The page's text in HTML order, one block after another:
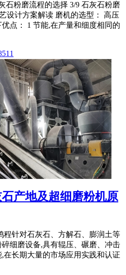
石粉磨流程的选择 3/9 石灰石粉磨
设计方案解读 磨机的选型： 高压
点： 1 节能,在产量和细度相同的
产地及超细磨粉机原
程针对石灰石、方解石、膨润土等
细磨设备,具有辊压、碾磨、冲击
在长期大量的市场应用实践和认证